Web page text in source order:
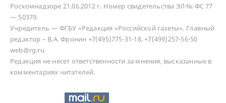
Роскомнадзоре 21.06.2012 г. Номер свидетельства ЭЛ № ФС 77
— 50379.
Учредитель — ФГБУ «Редакция «Российской газеты». Главный
редактор – В.А. Фронин +7(495)775-31-18, +7(499)257-56-50
web@rg.ru
Редакция не несет ответственности за мнения, высказанные в
комментариях читателей.